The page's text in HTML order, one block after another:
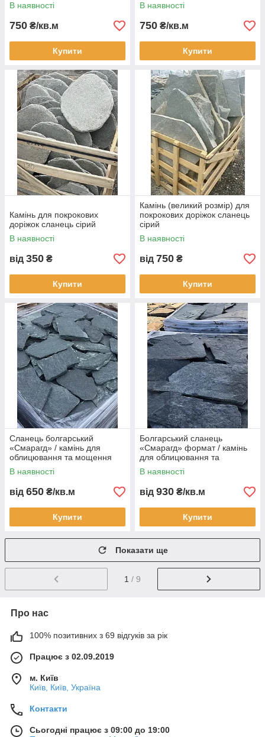
В наявності
750 ₴/кв.м
Купити
В наявності
750 ₴/кв.м
Купити
Камінь для покрокових
доріжок сланець сірий
В наявності
від 350 ₴
Купити
Камінь (великий розмір) для
покрокових доріжок сланець
сірий
В наявності
від 750 ₴
Купити
Сланець болгарський
«Смарагд» / камінь для
облицювання та мощення
В наявності
від 650 ₴/кв.м
Купити
Болгарський сланець
«Смарагд» формат / камінь
для облицювання та
мощення
В наявності
від 930 ₴/кв.м
Купити
Показати ще
1 / 9
Про нас
100% позитивних з 69 відгуків за рік
Працює з 02.09.2019
м. Київ
Київ, Київ, Україна
Контакти
Сьогодні працює з 09:00 до 19:00